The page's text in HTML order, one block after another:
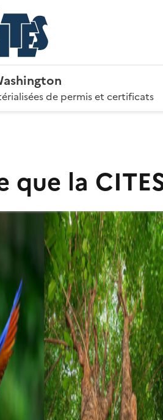
de permis et certificats
que la